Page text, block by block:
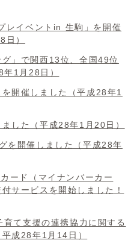
レイベントin 生駒」を開催
日）
グ」で関西13位、全国49位
1月28日）
開催しました（平成28年1
した（平成28年1月20日）
を開催しました（平成28年
ード（マイナンバーカー
サービスを開始しました！
て支援の連携協力に関する
成28年1月14日）